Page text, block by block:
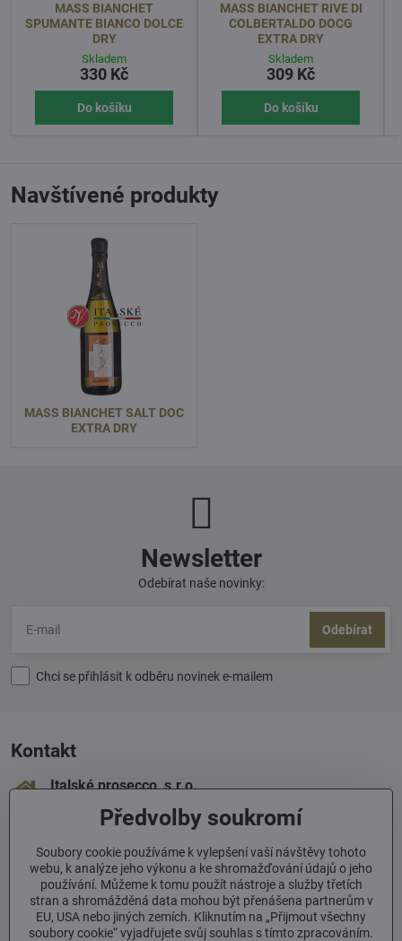
MASS BIANCHET
SPUMANTE BIANCO DOLCE
DRY
Skladem
330 Kč
Do košíku
MASS BIANCHET RIVE DI
COLBERTALDO DOCG
EXTRA DRY
Skladem
309 Kč
Do košíku
Navštívené produkty
MASS BIANCHET SALT DOC
EXTRA DRY
Newsletter
Odebírat naše novinky:
Odebírat
Chci se přihlásit k odběru novinek e-mailem
Kontakt
Italské prosecco, s​.r​.o​.
100 00 Praha 10
+420 603 293 060
info​@italskeprosecco​.cz
Předvolby soukromí
Soubory cookie používáme k vylepšení vaší návštěvy tohoto
webu, k analýze jeho výkonu a ke shromažďování údajů o jeho
používání. Můžeme k tomu použít nástroje a služby třetích
stran a shromážděná data mohou být přenášena partnerům v
EU, USA nebo jiných zemích. Kliknutím na „Přijmout všechny
soubory cookie“ vyjadřujete svůj souhlas s tímto zpracováním.